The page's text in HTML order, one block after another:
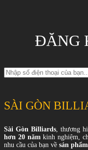
ĐĂNG
SÀI GÒN
Sài Gòn Billiards , thương
hơn 20 năm kinh nghiệm,
nhu cầu của bạn về sản